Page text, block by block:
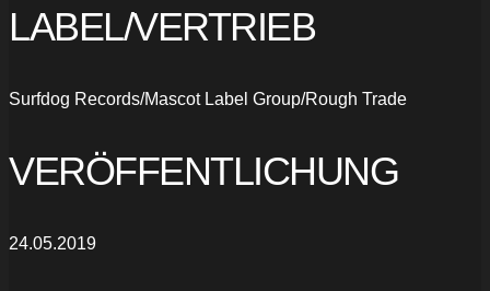
LABEL/VERTRIEB
Surfdog Records/Mascot Label Group/Rough Trade
VERÖFFENTLICHUNG
24.05.2019